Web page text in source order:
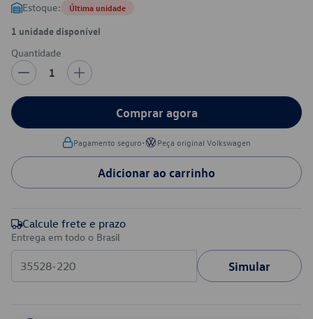
Estoque: Última unidade
1 unidade disponível
Quantidade
1
Comprar agora
Pagamento seguro• Peça original Volkswagen
Adicionar ao carrinho
Calcule frete e prazo
Entrega em todo o Brasil
Simular